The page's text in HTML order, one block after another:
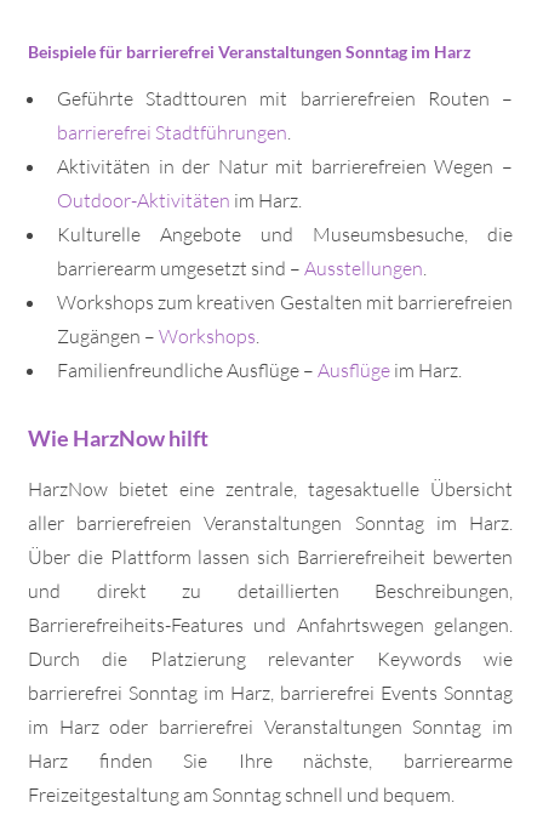
Beispiele für barrierefrei Veranstaltungen Sonntag im Harz
Geführte Stadttouren mit barrierefreien Routen –
barrierefrei Stadtführungen
Aktivitäten in der Natur mit barrierefreien Wegen –
Outdoor-Aktivitäten im Harz.
Kulturelle Angebote und Museumsbesuche, die
barrierearm umgesetzt sind – Ausstellungen
Workshops zum kreativen Gestalten mit barrierefreien
Zugängen – Workshops
Familienfreundliche Ausflüge – Ausflüge im Harz.
Wie HarzNow hilft
HarzNow bietet eine zentrale, tagesaktuelle Übersicht
aller barrierefreien Veranstaltungen Sonntag im Harz.
Über die Plattform lassen sich Barrierefreiheit bewerten
und direkt zu detaillierten Beschreibungen,
Barrierefreiheits-Features und Anfahrtswegen gelangen.
Durch die Platzierung relevanter Keywords wie
barrierefrei Sonntag im Harz, barrierefrei Events Sonntag
im Harz oder barrierefrei Veranstaltungen Sonntag im
Harz finden Sie Ihre nächste, barrierearme
Freizeitgestaltung am Sonntag schnell und bequem.